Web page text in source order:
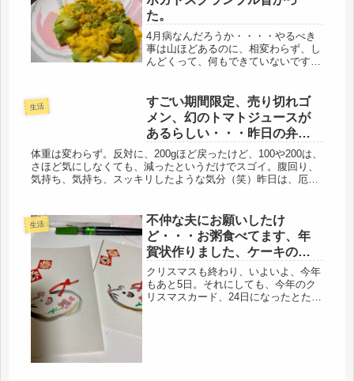
た。
4月病なんだろうか・・・・やるべき
事は山ほどあるのに、相変わらず、し
んどくって、何もできていないです。
で、ノートＰＣが8なので、とりあえ
ず、バージョンアップしておきたい
し、今...
生活
すごい期間限定、売り切れゴ
メン、幻のトマトジュースが
あるらしい・・・昨日の弁
当・夜ごはん。刺身サラダ
体重は変わらず。反対に、200gほど戻ったけど、100や200は、
さほど気にしなくても、減ったというだけでスゴイ。腹回り、
気持ち、気持ち、スッキリしたような気分（笑）昨日は、厄介
生活
不仲な夫にお願いしたけ
ど・・・お粥食べてます、年
賀状作りました、ケーキのプ
レゼント。
クリスマスも終わり、いよいよ、今年
もあと5日。それにしても、今年のク
リスマスカード、24日になったとた